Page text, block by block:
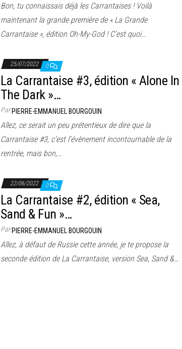
Bon, tu connaissais déjà les Carrantaises ! Voilà
maintenant la grande première de « La Grande
Carrantaise », édition Oh-My-God ! C’est quoi…
25/07/2022 0
La Carrantaise #3, édition « Alone In
The Dark »…
ParPIERRE-EMMANUEL BOURGOUIN
Allez, ce serait un peu prétentieux de dire que la
Carrantaise #3, c’est l’évènement incontournable de la
rentrée, mais bon,…
22/06/2022 0
La Carrantaise #2, édition « Sea,
Sand & Fun »…
ParPIERRE-EMMANUEL BOURGOUIN
Allez, à défaut de Russie cette année, je te propose la
seconde édition de La Carrantaise, version Sea, Sand &…